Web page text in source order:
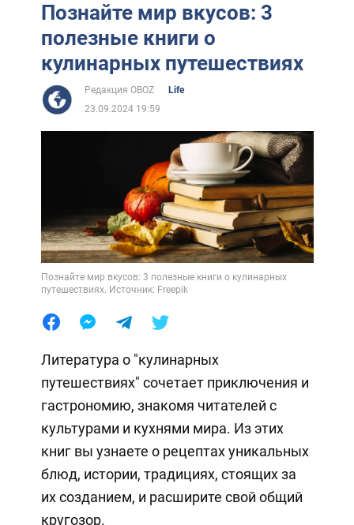
Познайте мир вкусов: 3
полезные книги о
кулинарных путешествиях
Редакция OBOZ
Life
23.09.2024 19:59
Познайте мир вкусов: 3 полезные книги о кулинарных
путешествиях. Источник: Freepik
Литература о "кулинарных
путешествиях" сочетает приключения и
гастрономию, знакомя читателей с
культурами и кухнями мира. Из этих
книг вы узнаете о рецептах уникальных
блюд, истории, традициях, стоящих за
их созданием, и расширите свой общий
кругозор.